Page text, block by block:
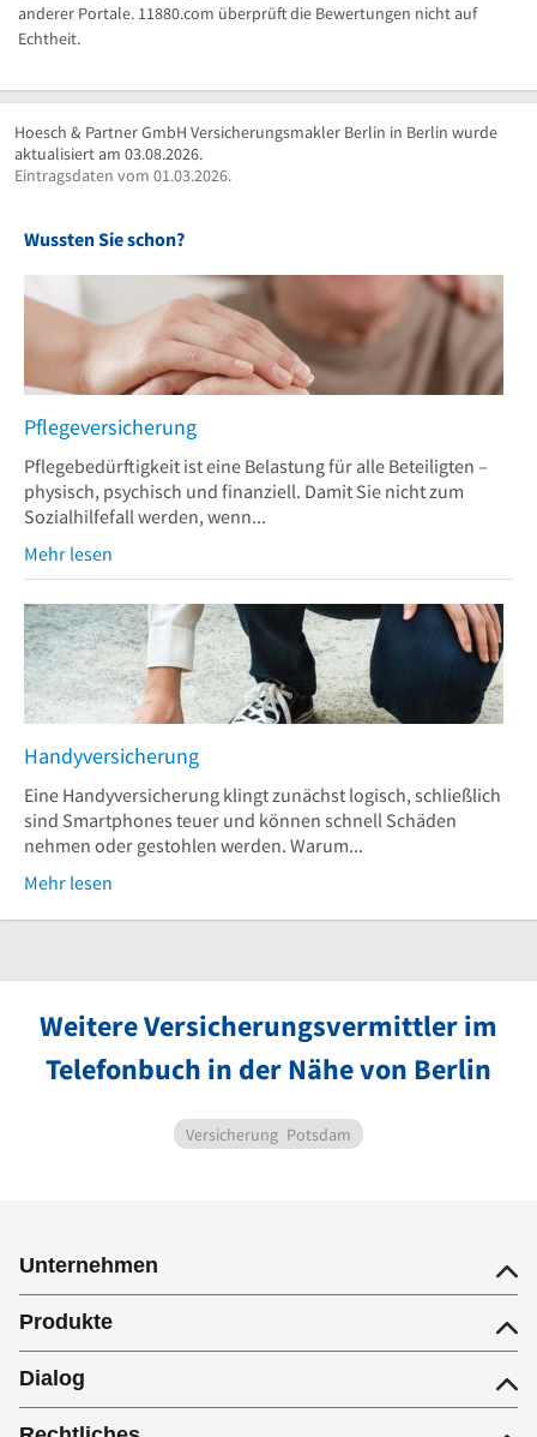
anderer Portale. 11880.com überprüft die Bewertungen nicht auf
Echtheit.
Hoesch & Partner GmbH Versicherungsmakler Berlin in Berlin wurde
aktualisiert am 03.08.2026.
Eintragsdaten vom 01.03.2026.
Wussten Sie schon?
Pflegeversicherung
Pflegebedürftigkeit ist eine Belastung für alle Beteiligten –
physisch, psychisch und finanziell. Damit Sie nicht zum
Sozialhilfefall werden, wenn...
Mehr lesen
Handyversicherung
Eine Handyversicherung klingt zunächst logisch, schließlich
sind Smartphones teuer und können schnell Schäden
nehmen oder gestohlen werden. Warum...
Mehr lesen
Weitere Versicherungsvermittler im
Telefonbuch in der Nähe von Berlin
Versicherung Potsdam
Unternehmen
Produkte
Dialog